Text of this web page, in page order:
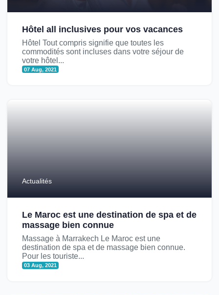
Hôtel all inclusives pour vos vacances
Hôtel Tout compris signifie que toutes les
commodités sont incluses dans votre séjour de
votre hôtel...
07 Aug, 2021
Actualités
Le Maroc est une destination de spa et de
massage bien connue
Massage à Marrakech Le Maroc est une
destination de spa et de massage bien connue.
Pour les touriste...
03 Aug, 2021